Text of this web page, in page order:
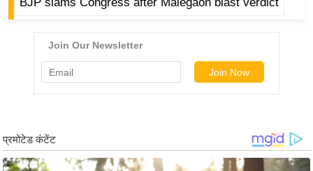
श
न
BJP slams Congress after Malegaon blast verdict